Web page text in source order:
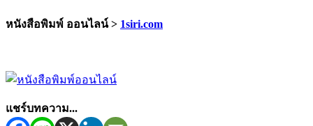
หนังสือพิมพ์ ออนไลน์ > 1siri.com
แชร์บทความ...